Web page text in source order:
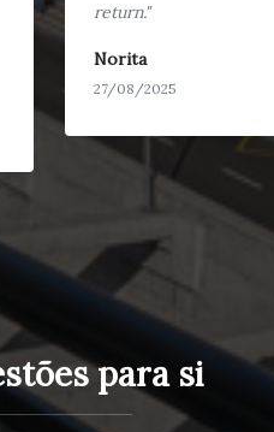
return."
Norita
27/08/2025
para si